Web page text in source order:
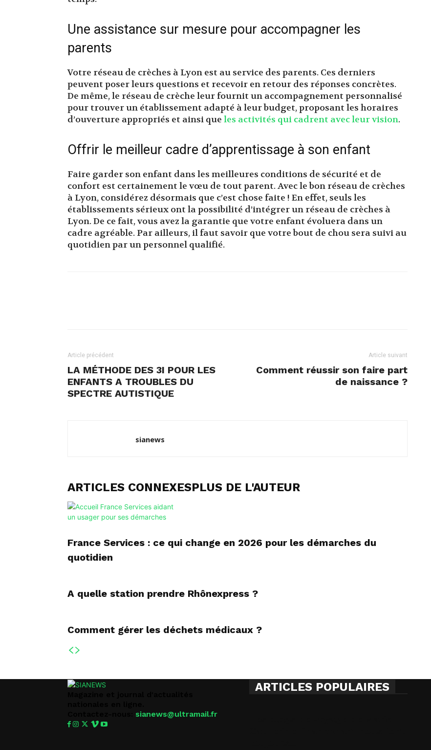
Une assistance sur mesure pour accompagner les
parents
Votre réseau de crèches à Lyon est au service des parents. Ces derniers
peuvent poser leurs questions et recevoir en retour des réponses concrètes.
De même, le réseau de crèche leur fournit un accompagnement personnalisé
pour trouver un établissement adapté à leur budget, proposant les horaires
d’ouverture appropriés et ainsi que les activités qui cadrent avec leur vision.
Offrir le meilleur cadre d’apprentissage à son enfant
Faire garder son enfant dans les meilleures conditions de sécurité et de
confort est certainement le vœu de tout parent. Avec le bon réseau de crèches
à Lyon, considérez désormais que c’est chose faite ! En effet, seuls les
établissements sérieux ont la possibilité d’intégrer un réseau de crèches à
Lyon. De ce fait, vous avez la garantie que votre enfant évoluera dans un
cadre agréable. Par ailleurs, il faut savoir que votre bout de chou sera suivi au
quotidien par un personnel qualifié.
Article précédent
LA MÉTHODE DES 3I POUR LES
ENFANTS A TROUBLES DU
SPECTRE AUTISTIQUE
Article suivant
Comment réussir son faire part
de naissance ?
sianews
ARTICLES CONNEXESPLUS DE L'AUTEUR
France Services : ce qui change en 2026 pour les démarches du
quotidien
A quelle station prendre Rhônexpress ?
Comment gérer les déchets médicaux ?
sianews@ultramail.fr
ARTICLES POPULAIRES